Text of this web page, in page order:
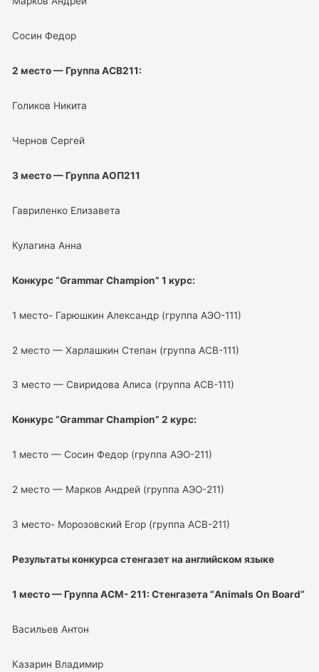
Сосин Федор
2 место — Группа АСВ211:
Голиков Никита
Чернов Сергей
3 место — Группа АОП211
Гавриленко Елизавета
Кулагина Анна
Конкурс “Grammar Champion” 1 курс:
1 место- Гарюшкин Александр (группа АЭО-111)
2 место — Харлашкин Степан (группа АСВ-111)
3 место — Свиридова Алиса (группа АСВ-111)
Конкурс “Grammar Champion” 2 курс:
1 место — Сосин Федор (группа АЭО-211)
2 место — Марков Андрей (группа АЭО-211)
3 место- Морозовский Егор (группа АСВ-211)
Результаты конкурса стенгазет на английском языке
1 место — Группа АСМ- 211: Стенгазета “Animals On Board”
Васильев Антон
Казарин Владимир